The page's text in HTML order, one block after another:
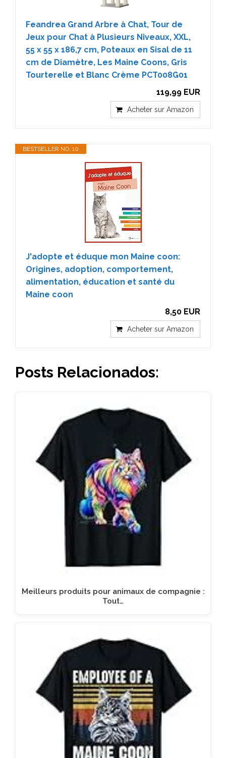
Feandrea Grand Arbre à Chat, Tour de
Jeux pour Chat à Plusieurs Niveaux, XXL,
55 x 55 x 186,7 cm, Poteaux en Sisal de 11
cm de Diamètre, Les Maine Coons, Gris
Tourterelle et Blanc Crème PCT008G01
119,99 EUR
Acheter sur Amazon
BESTSELLER NO. 10
J'adopte et éduque mon Maine coon:
Origines, adoption, comportement,
alimentation, éducation et santé du
Maine coon
8,50 EUR
Acheter sur Amazon
Posts Relacionados:
Meilleurs produits pour animaux de compagnie :
Tout…